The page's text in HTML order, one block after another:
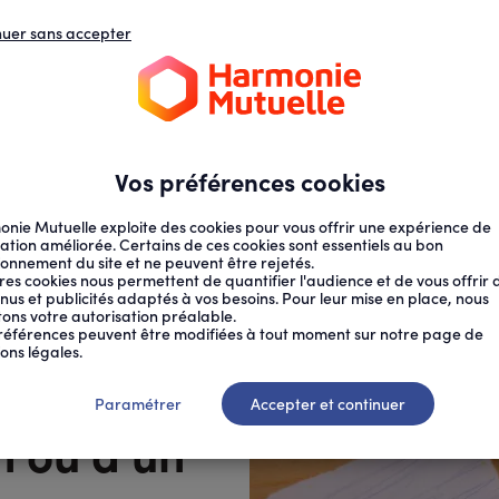
LE...
enfants
ou d’un
Vos préférences cookies
Mutuelle exploite des cookies pour vous offrir une expérience de
améliorée. Certains de ces cookies sont essentiels au bon
du site et ne peuvent être rejetés.
cookies nous permettent de quantifier l'audience et de vous offrir
et publicités adaptés à vos besoins. Pour leur mise en place, nous
votre autorisation préalable.
peuvent être modifiées à tout moment sur notre page de
légales.
sans accepter
Paramétrer Accepter et continuer